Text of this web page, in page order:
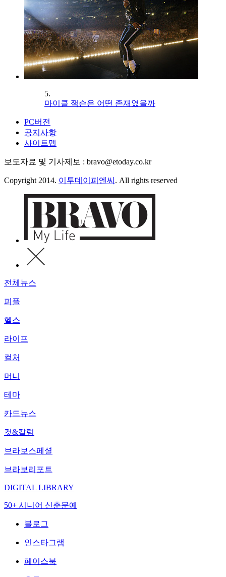
5.
마이클 잭슨은 어떤 존재였을까
PC버전
공지사항
사이트맵
보도자료 및 기사제보 : bravo@etoday.co.kr
Copyright 2014. 이투데이피엔씨 . All rights reserved
전체뉴스
피플
헬스
라이프
컬처
머니
테마
카드뉴스
컷&칼럼
브라보스페셜
브라보리포트
DIGITAL LIBRARY
50+ 시니어 신춘문예
블로그
인스타그램
페이스북